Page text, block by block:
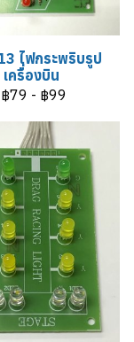
ไฟกระพริบรูป
เครื่องบิน
฿79 - ฿99